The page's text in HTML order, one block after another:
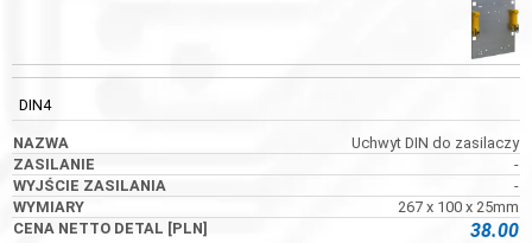
DIN4
Uchwyt DIN do zasilaczy
-
-
267 x 100 x 25mm
38.00